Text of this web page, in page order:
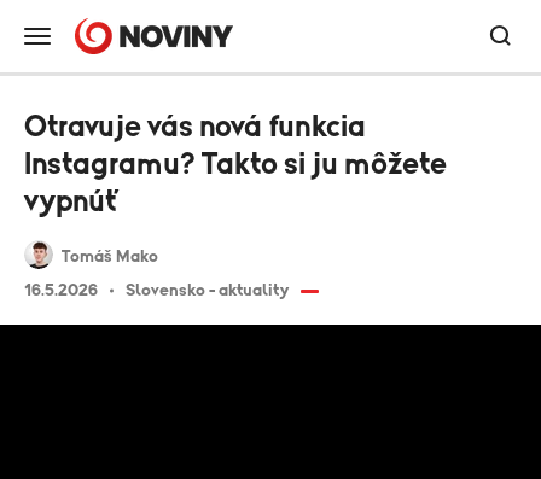
Tomáš Mako
16.5.2026
Slovensko - aktuality
Otravuje vás nová funkcia
Instagramu? Takto si ju môžete
vypnúť